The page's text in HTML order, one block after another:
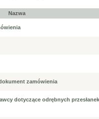
Nazwa
zamówienia
dotyczące odrębnych przesłanek